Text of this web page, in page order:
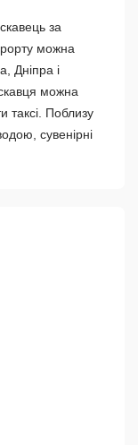
за
можна
Дніпра і
можна
таксі. Поблизу
сувенірні